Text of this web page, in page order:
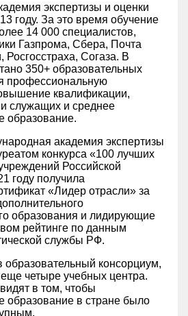
экспертизы и оценки
году. За это время обучение
14 000 специалистов,
Газпрома, Сбера, Почта
Росгосстраха, Согаза. В
350+ образовательных
профессиональную
квалификации,
служащих и среднее
образование.
академия экспертизы
конкурса «100 лучших
Российской
году получила
«Лидер отрасли» за
образования и лидирующие
рейтинге по данным
службы РФ.
образовательный консорциум,
четыре учебных центра.
в том, чтобы
образование в стране было